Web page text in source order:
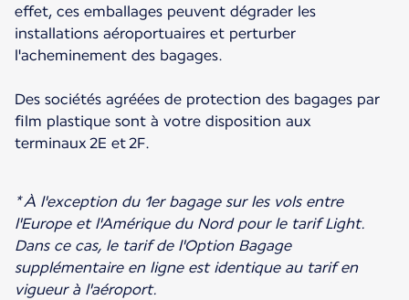
effet, ces emballages peuvent dégrader les
installations aéroportuaires et perturber
l'acheminement des bagages.
Des sociétés agréées de protection des bagages par
film plastique sont à votre disposition aux
terminaux 2E et 2F.
* À l'exception du 1er bagage sur les vols entre
l'Europe et l'Amérique du Nord pour le tarif Light.
Dans ce cas, le tarif de l'Option Bagage
supplémentaire en ligne est identique au tarif en
vigueur à l'aéroport.